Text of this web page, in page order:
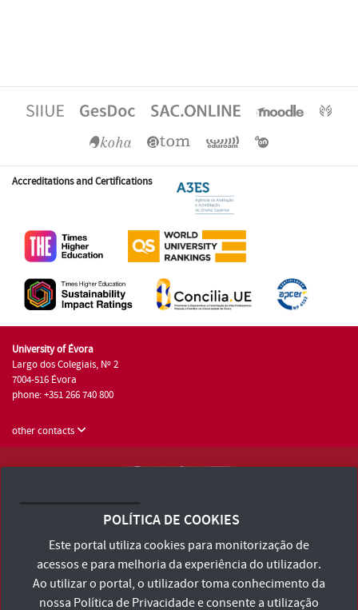
Accreditations and Certifications
University of Évora
Largo dos Colegiais, Nº 2
7004-516 Évora
phone: +351 266 740 800
other contacts
Terms and Conditions and Privacy Policy
Accessibility Statement
POLÍTICA DE COOKIES
Este portal utiliza cookies para monitorização de
acessos e para melhoria da experiência do utilizador.
Ao utilizar o portal, o utilizador toma conhecimento da
nossa Política de Privacidadee consente a utilização